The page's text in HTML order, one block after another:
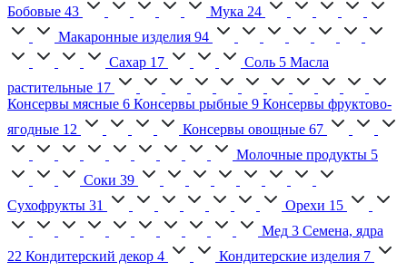
Бобовые 43 Мука 24
Макаронные изделия 94
Сахар 17 Соль 5 Масла
растительные 17
Консервы мясные 6 Консервы рыбные 9 Консервы фруктово-
ягодные 12 Консервы овощные 67
Молочные продукты 5
Соки 39
Сухофрукты 31 Орехи 15
Мед 3 Семена, ядра
22 Кондитерский декор 4 Кондитерские изделия 7